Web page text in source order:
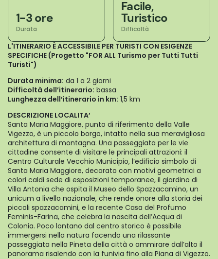
1-3 ore
Durata
Facile,
Turistico
Difficoltà
L'ITINERARIO È ACCESSIBILE PER TURISTI CON ESIGENZE
SPECIFICHE (Progetto "FOR ALL Turismo per Tutti Tutti
Turisti")
Durata minima: da 1 a 2 giorni
Difficoltà dell’itinerario: bassa
Lunghezza dell’itinerario in km: 1,5 km
DESCRIZIONE LOCALITA’
Santa Maria Maggiore, punto di riferimento della Valle
Vigezzo, è un piccolo borgo, intatto nella sua meravigliosa
architettura di montagna. Una passeggiata per le vie
cittadine consente di visitare le principali attrazioni: il
Centro Culturale Vecchio Municipio, l’edificio simbolo di
Santa Maria Maggiore, decorato con motivi geometrici a
colori caldi sede di esposizioni temporanee, il giardino di
Villa Antonia che ospita il Museo dello Spazzacamino, un
unicum a livello nazionale, che rende onore alla storia dei
piccoli spazzacamini, e la recente Casa del Profumo
Feminis-Farina, che celebra la nascita dell’Acqua di
Colonia. Poco lontano dal centro storico è possibile
immergersi nella natura facendo una rilassante
passeggiata nella Pineta della città o ammirare dall’alto il
panorama risalendo con la funivia fino alla Piana di Vigezzo.